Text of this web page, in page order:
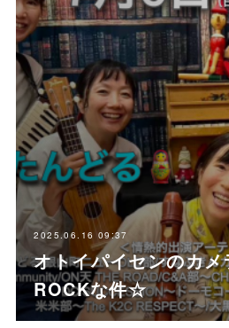
2025.06.16 09:37
オトイパイセンのカ
ROCKな件☆